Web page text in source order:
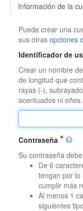
Información de la
Puede crear una
sus otrasopciones
Identificador de
Crear un nombre
de longitud que
rayas (-),
acentuados ni eñes.
Contraseña
Su contraseña
De 6
tengan por lo
cumplir más
Al menos 1
siguientes